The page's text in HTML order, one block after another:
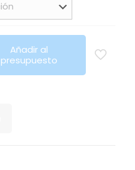
Añadir al
presupuesto